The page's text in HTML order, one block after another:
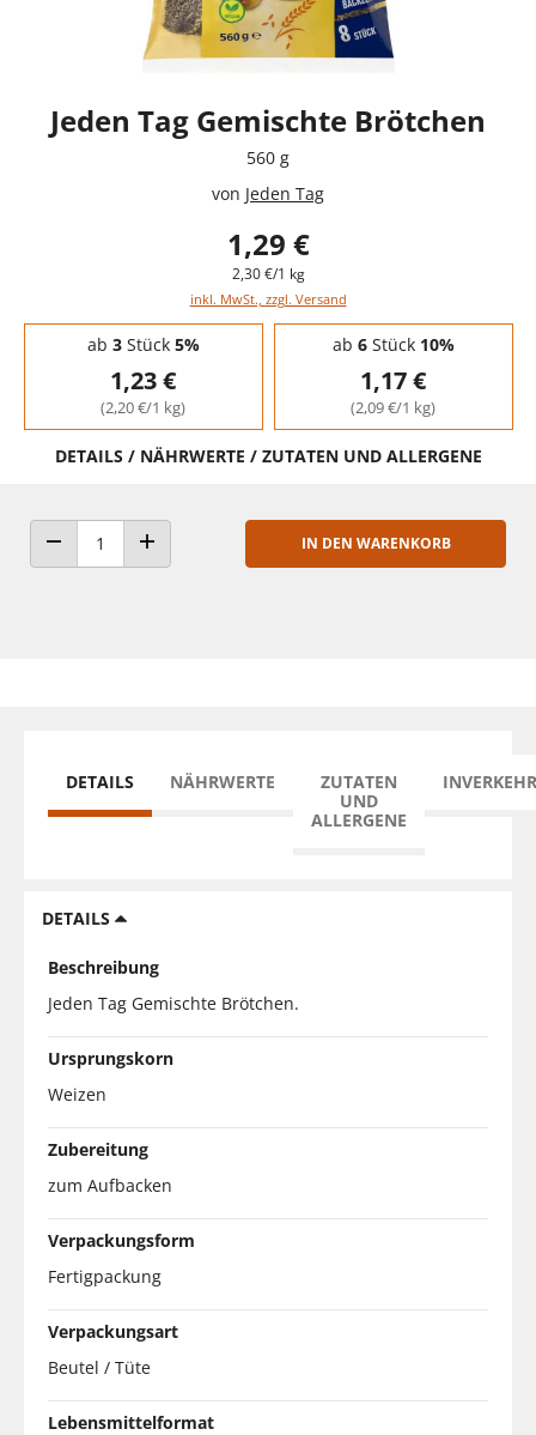
Jeden Tag Gemischte Brötchen
560 g
von Jeden Tag
1,29 €
2,30 €/1 kg
inkl. MwSt., zzgl. Versand
Staffelpreise - Mengenrabatt
ab 3Stück 5%
1,23 €
(2,20 €/1 kg)
ab 6Stück 10%
1,17 €
(2,09 €/1 kg)
DETAILS / NÄHRWERTE / ZUTATEN UND ALLERGENE
ANZAHL VERRINGERNANZAHL ERHÖHEN
IN DEN WARENKORB
DETAILS NÄHRWERTE
ZUTATEN
UND
ALLERGENE
DETAILS
Beschreibung
Jeden Tag Gemischte Brötchen.
Ursprungskorn
Weizen
Zubereitung
zum Aufbacken
Verpackungsform
Fertigpackung
Verpackungsart
Beutel / Tüte
Lebensmittelformat